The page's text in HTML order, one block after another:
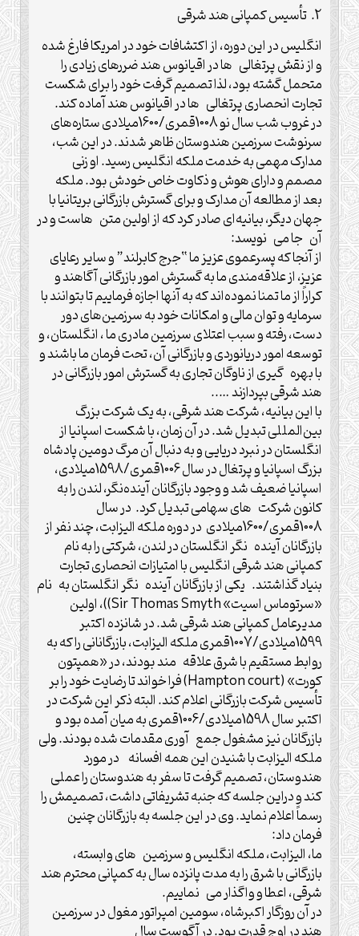
2. تأسیس کمپانی هند شرقی
انگلیس در این دوره، از اکتشافات خود در امریکا فارغ شده
و از نقش پرتغالی ها در اقیانوس هند ضررهای زیادی را
متحمل گشته بود، لذا تصمیم گرفت خود را برای شکست
تجارت انحصاری پرتغالی ها در اقیانوس هند آماده کند.
در غروب شب سال نو 1008قمری/1600میلادی ستاره‌های
سرنوشت سرزمین هندوستان ظاهر شدند. در این شب،
مدارک مهمی به خدمت ملکه انگلیس رسید. او زنی
مصمم و دارای هوش و ذکاوت خاص خودش بود. ملکه
بعد از مطالعه آن مدارک و برای گسترش بازرگانی بریتانیا با
جهان دیگر، بیانیه‌ای صادر کرد که از اولین متن هاست و در
آن جا می نویسد:
از آنجا که پسرعموی عزیز ما “جرج کابرلند” و سایر رعایای
عزیز، از علاقه‌مندی ما به گسترش امور بازرگانی آگاهند و
کراراً از ما تمنا نموده‌اند که به آنها اجازه فرماییم تا بتوانند با
سرمایه و توان مالی و امکانات خود به سرزمین‌های دور
دست، رفته و سبب اعتلای سرزمین مادری ما ، انگلستان، و
توسعه امور دریانوردی و بازرگانی آن، تحت فرمان ما باشند و
با بهره گیری از ناوگان تجاری به گسترش امور بازرگانی در
هند شرقی بپردازند …..
با این بیانیه، شرکت هند شرقی، به یک شرکت بزرگ
بین‌المللی تبدیل شد. در آن زمان، با شکست اسپانیا از
انگلستان در نبرد دریایی و به دنبال آن مرگ دومین پادشاه
بزرگ اسپانیا و پرتغال در سال 1006قمری/1598میلادی،
اسپانیا ضعیف شد و وجود بازرگانان آینده‌نگر، لندن را به
کانون شرکت های سهامی تبدیل کرد. در سال
1008قمری/1600میلادی در دوره ملکه الیزابت، چند نفر از
بازرگانان آینده نگر انگلستان در لندن، شرکتی را به نام
کمپانی هند شرقی انگلیس با امتیازات انحصاری تجارت
بنیاد گذاشتند. یکی از بازرگانان آینده ‌نگر انگلستان به نام
«سرتوماس اسیت» Sir Thomas Smyth))، اولین
مدیرعامل کمپانی هند شرقی شد. در شانزده اکتبر
1599میلادی/1007قمری ملکه الیزابت، بازرگانانی را که به
روابط مستقیم با شرق علاقه مند بودند، در «همپتون
کورت» (Hampton court) فرا خواند تا رضایت خود را بر
تأسیس شرکت بازرگانی اعلام کند. البته ذکر این شرکت در
اکتبر سال 1598میلادی/1006قمری به میان آمده بود و
بازرگانان نیز مشغول جمع آوری مقدمات شده بودند. ولی
ملکه الیزابت با شنیدن این همه افسانه در مورد
هندوستان، تصمیم گرفت تا سفر به هندوستان را عملی
کند و دراین جلسه که جنبه تشریفاتی داشت، تصمیمش را
رسماً اعلام نماید. وی در این جلسه به بازرگانان چنین
فرمان داد:
ما، الیزابت، ملکه انگلیس و سرزمین های وابسته،
بازرگانی با شرق را به مدت پانزده سال به کمپانی محترم هند
شرقی، اعطا و واگذار می نماییم.
در آن روزگار اکبرشاه، سومین امپراتور مغول در سرزمین